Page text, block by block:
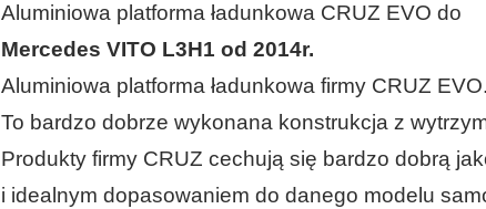
Aluminiowa platforma ładunkowa CRUZ EVO do
Mercedes VITO L3H1 od 2014r.
Aluminiowa platforma ładunkowa firmy CRUZ EVO.
To bardzo dobrze wykonana konstrukcja z
Produkty firmy CRUZ cechują się bardzo dobrą
i idealnym dopasowaniem do danego modelu